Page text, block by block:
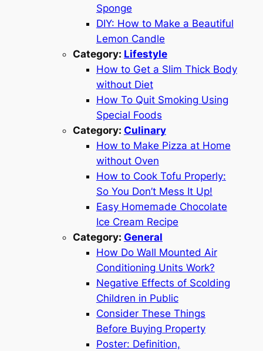
Sponge
DIY: How to Make a Beautiful
Lemon Candle
Category: Lifestyle
How to Get a Slim Thick Body
without Diet
How To Quit Smoking Using
Special Foods
Category: Culinary
How to Make Pizza at Home
without Oven
How to Cook Tofu Properly:
So You Don’t Mess It Up!
Easy Homemade Chocolate
Ice Cream Recipe
Category: General
How Do Wall Mounted Air
Conditioning Units Work?
Negative Effects of Scolding
Children in Public
Consider These Things
Before Buying Property
Poster: Definition,